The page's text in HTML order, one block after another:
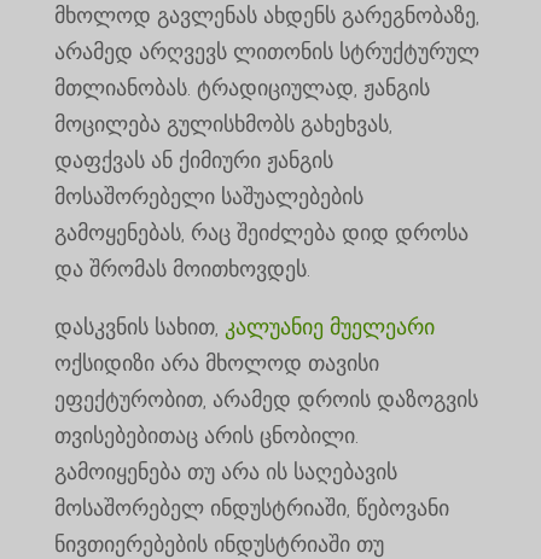
მხოლოდ გავლენას ახდენს გარეგნობაზე,
არამედ არღვევს ლითონის სტრუქტურულ
მთლიანობას. ტრადიციულად, ჟანგის
მოცილება გულისხმობს გახეხვას,
დაფქვას ან ქიმიური ჟანგის
მოსაშორებელი საშუალებების
გამოყენებას, რაც შეიძლება დიდ დროსა
და შრომას მოითხოვდეს.
დასკვნის სახით, კალუანიე მუელეარი
ოქსიდიზი არა მხოლოდ თავისი
ეფექტურობით, არამედ დროის დაზოგვის
თვისებებითაც არის ცნობილი.
გამოიყენება თუ არა ის საღებავის
მოსაშორებელ ინდუსტრიაში, წებოვანი
ნივთიერებების ინდუსტრიაში თუ